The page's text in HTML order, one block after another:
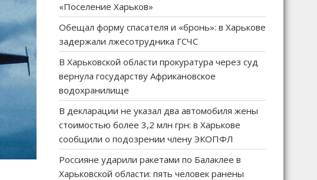
«Поселение Харьков»
Обещал форму спасателя и «бронь»: в Харькове
задержали лжесотрудника ГСЧС
В Харьковской области прокуратура через суд
вернула государству Африкановское
водохранилище
В декларации не указал два автомобиля жены
стоимостью более 3,2 млн грн: в Харькове
сообщили о подозрении члену ЭКОПФЛ
Россияне ударили ракетами по Балаклее в
Харьковской области: пять человек ранены